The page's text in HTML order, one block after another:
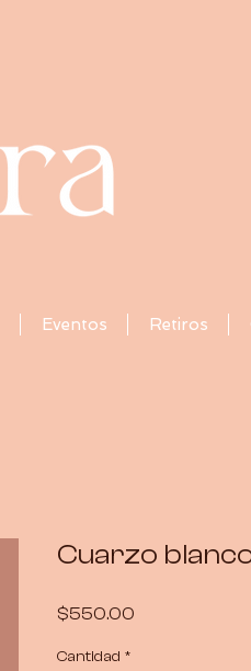
Eventos Retiros
Cuarzo
$550.00
Cantidad *